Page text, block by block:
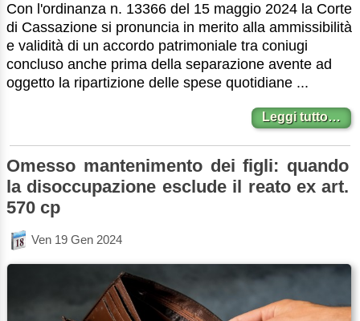
Con l'ordinanza n. 13366 del 15 maggio 2024 la Corte
di Cassazione si pronuncia in merito alla ammissibilità
e validità di un accordo patrimoniale tra coniugi
concluso anche prima della separazione avente ad
oggetto la ripartizione delle spese quotidiane ...
Leggi tutto…
Omesso mantenimento dei figli: quando
la disoccupazione esclude il reato ex art.
570 cp
Ven 19 Gen 2024